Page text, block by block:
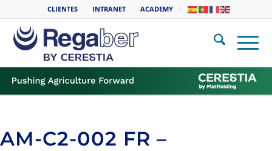
CLIENTES INTRANET ACADEMY
AM-C2-002 FR –